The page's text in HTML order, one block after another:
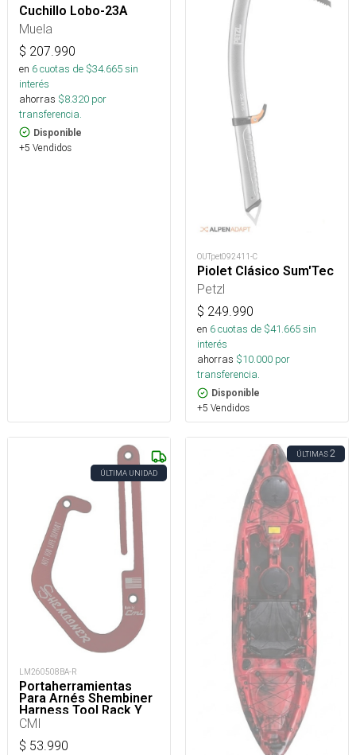
Cuchillo Lobo-23A
Muela
$ 207.990
en 6cuotas de $34.665sin
interés
ahorras $8.320 por
transferencia.
Disponible
+5 Vendidos
OUTpet092411-C
Piolet Clásico Sum'Tec
Petzl
$ 249.990
en 6cuotas de $41.665sin
interés
ahorras $10.000 por
transferencia.
Disponible
+5 Vendidos
ÚLTIMA UNIDAD
LM260508BA-R
Portaherramientas
Para Arnés Shembiner
Harness Tool Rack Y
Arborismo
CMI
$ 53.990
ÚLTIMAS2